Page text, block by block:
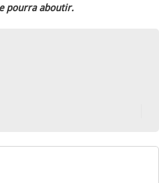
pourra aboutir.